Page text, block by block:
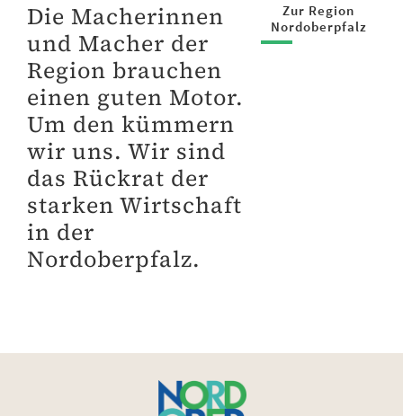
Die Macherinnen
und Macher der
Region brauchen
einen guten Motor.
Um den kümmern
wir uns. Wir sind
das Rückrat der
starken Wirtschaft
in der
Nordoberpfalz.
Zur Region
Nordoberpfalz